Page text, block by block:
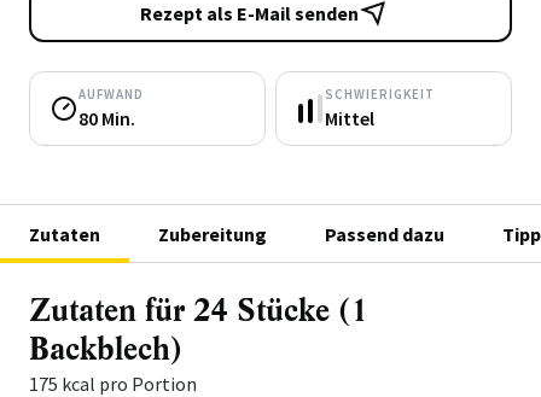
Rezept als E-Mail senden
AUFWAND
80 Min.
SCHWIERIGKEIT
Mittel
Zutaten Zubereitung Passend dazu
Zutaten für 24 Stücke (1
Backblech)
175 kcal pro Portion